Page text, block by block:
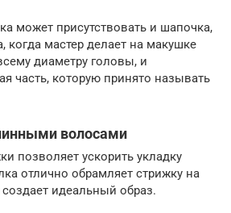
может присутствовать и шапочка,
когда мастер делает на макушке
диаметру головы, и
часть, которую принято называть
волосами
позволяет ускорить укладку
отлично обрамляет стрижку на
идеальный образ.